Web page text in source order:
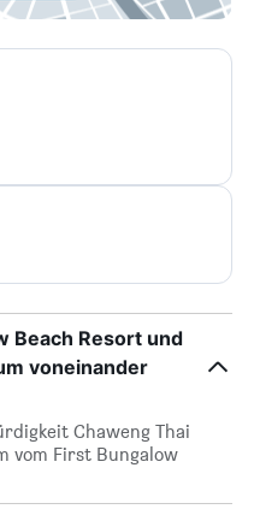
Beach Resort und
voneinander
Chaweng Thai
vom First Bungalow